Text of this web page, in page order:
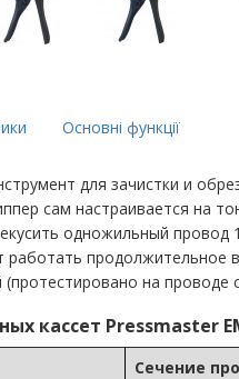
Основні функції
для зачистки и
сам настраивается на
одножильный провод
продолжительное
(протестировано на
кассет Pressmaster
Сечение